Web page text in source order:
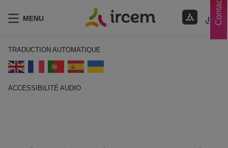
Contacts
MENU
TRADUCTION AUTOMATIQUE
ACCESSIBILITÉ AUDIO